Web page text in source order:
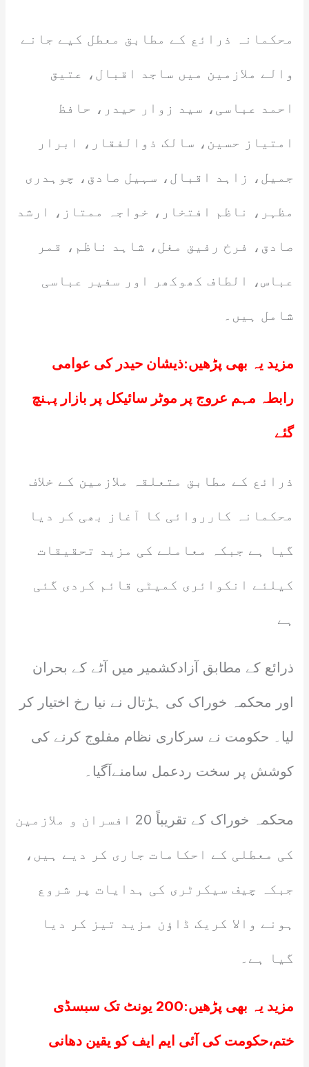
محکمانہ ذرائع کے مطابق معطل کیے جانے
والے ملازمین میں ساجد اقبال، عتیق
احمد عباسی، سید زوار حیدر، حافظ
امتیاز حسین، سالک ذوالفقار، ابرار
جمیل، زاہد اقبال، سہیل صادق، چوہدری
مظہر، ناظم افتخار، خواجہ ممتاز، ارشد
صادق، فرخ رفیق مغل، شاہد ناظم، قمر
عباس، الطاف کھوکھر اور سفیر عباسی
شامل ہیں۔
مزید یہ بھی پڑھیں:ذیشان حیدر کی عوامی
رابطہ مہم عروج پر موٹر سائیکل پر بازار پہنچ
گئے
ذرائع کے مطابق متعلقہ ملازمین کے خلاف
محکمانہ کارروائی کا آغاز بھی کر دیا
گیا ہے جبکہ معاملے کی مزید تحقیقات
کیلئے انکوائری کمیٹی قائم کردی گئی
ہے
ذرائع کے مطابق آزادکشمیر میں آٹے کے بحران
اور محکمہ خوراک کی ہڑتال نے نیا رخ اختیار کر
لیا۔ حکومت نے سرکاری نظام مفلوج کرنے کی
کوشش پر سخت ردعمل سامنےآگیا۔
محکمہ خوراک کے تقریباً 20 افسران و ملازمین
کی معطلی کے احکامات جاری کر دیے ہیں،
جبکہ چیف سیکرٹری کی ہدایات پر شروع
ہونے والا کریک ڈاؤن مزید تیز کر دیا
گیا ہے۔
مزید یہ بھی پڑھیں: 200 یونٹ تک سبسڈی
ختم،حکومت کی آئی ایم ایف کو یقین دھانی